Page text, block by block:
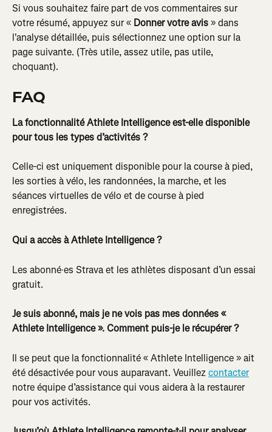
Si vous souhaitez faire part de vos commentaires sur
votre résumé, appuyez sur « Donner votre avis » dans
l'analyse détaillée, puis sélectionnez une option sur la
page suivante. (Très utile, assez utile, pas utile,
choquant).
FAQ
La fonctionnalité Athlete Intelligence est-elle disponible
pour tous les types d’activités ?
Celle-ci est uniquement disponible pour la course à pied,
les sorties à vélo, les randonnées, la marche, et les
séances virtuelles de vélo et de course à pied
enregistrées.
Qui a accès à Athlete Intelligence ?
Les abonné·es Strava et les athlètes disposant d’un essai
gratuit.
Je suis abonné, mais je ne vois pas mes données «
Athlete Intelligence ». Comment puis-je le récupérer ?
Il se peut que la fonctionnalité « Athlete Intelligence » ait
été désactivée pour vous auparavant. Veuillez contacter
notre équipe d’assistance qui vous aidera à la restaurer
pour vos activités.